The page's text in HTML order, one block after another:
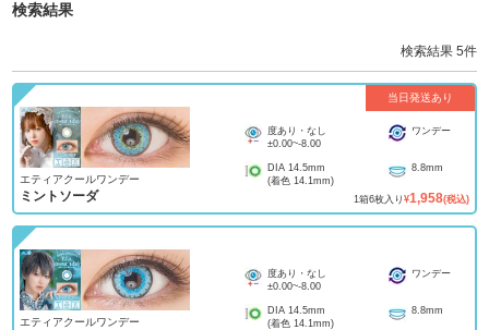
検索結果
検索結果 5件
当日発送あり
エティアクールワンデー
ミントソーダ
度あり・なし
±0.00~-8.00
ワンデー
DIA 14.5mm
(着色 14.1mm)
8.8mm
1箱6枚入り ¥1,958(税込)
エティアクールワンデー
度あり・なし
±0.00~-8.00
ワンデー
DIA 14.5mm
(着色 14.1mm)
8.8mm